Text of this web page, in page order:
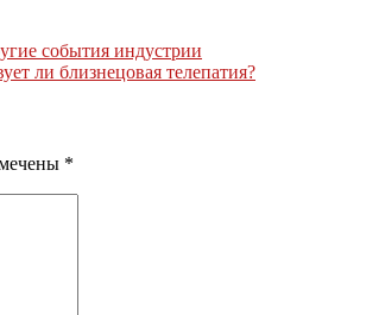
события индустрии
ли близнецовая телепатия?
*